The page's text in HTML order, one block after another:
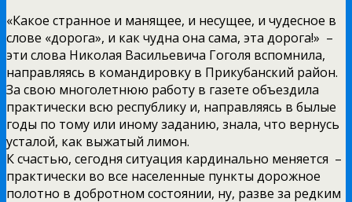
«Какое странное и манящее, и несущее, и чудесное в
слове «дорога», и как чудна она сама, эта дорога!» ­ –
эти слова Николая Васильевича Гоголя вспомнила,
направляясь в командировку в Прикубанский район.
За свою многолетнюю работу в газете объездила
практически всю республику и, направляясь в былые
годы по тому или иному заданию, знала, что вернусь
усталой, как выжатый лимон.
К счастью, сегодня ситуация кардинально меняется ­ –
практически во все населенные пункты дорожное
полотно в добротном состоянии, ну, разве за редким